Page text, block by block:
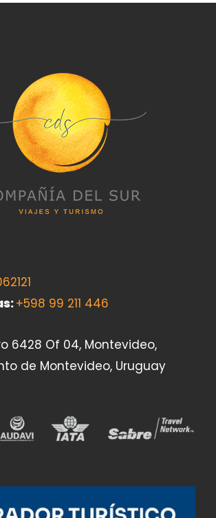
:+598 99 211 446
6428 Of 04, Montevideo,
de Montevideo, Uruguay